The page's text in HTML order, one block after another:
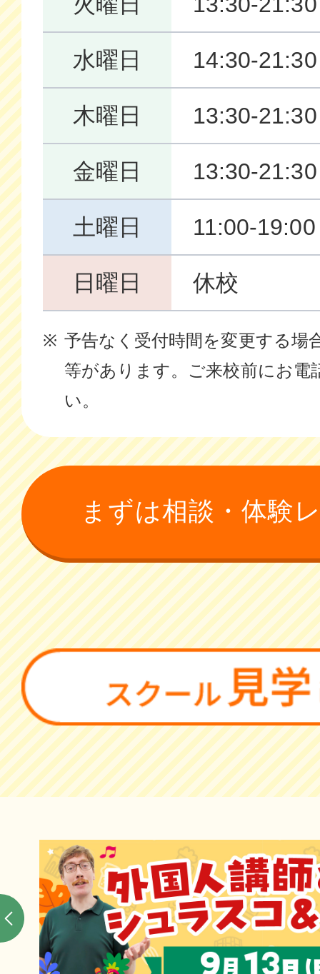
水曜日 14:30-21:30
木曜日 13:30-21:30
金曜日 13:30-21:30
土曜日 11:00-19:00
日曜日 休校
予告なく受付時間を変更する場
等があります。ご来校前にお電
い。
まずは相談・体験